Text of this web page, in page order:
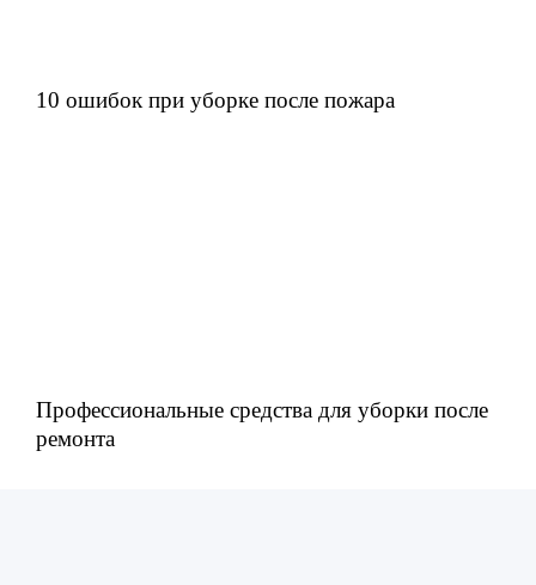
10 ошибок при уборке после пожара
Профессиональные средства для уборки после
ремонта